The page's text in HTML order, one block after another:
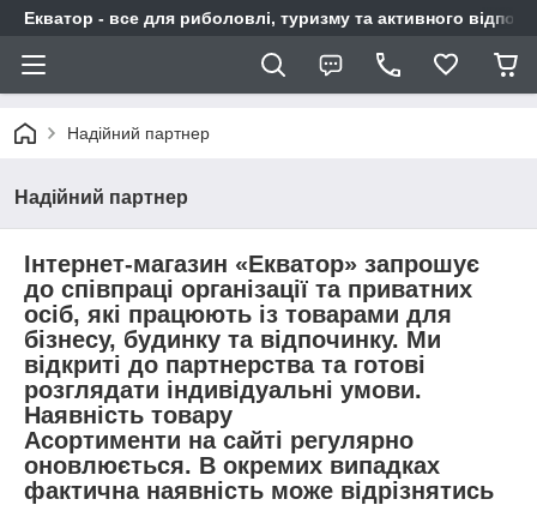
Екватор - все для риболовлі, туризму та активного
Надійний партнер
Надійний партнер
Інтернет-магазин «Екватор» запрошує
до співпраці організації та приватних
осіб, які працюють із товарами для
бізнесу, будинку та відпочинку. Ми
відкриті до партнерства та готові
розглядати індивідуальні умови.
Наявність товару
Асортименти на сайті регулярно
оновлюється. В окремих випадках
фактична наявність може відрізнятись